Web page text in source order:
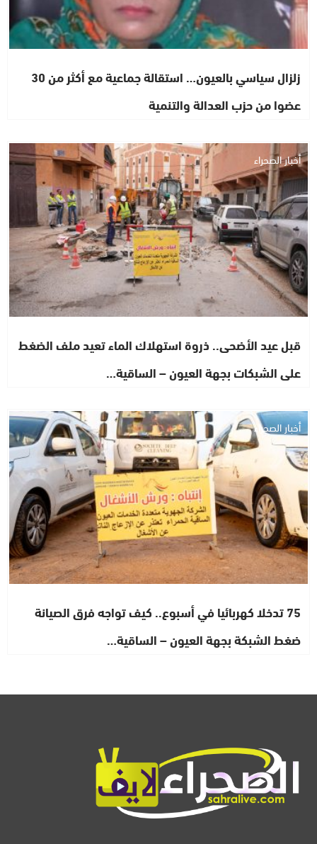
زلزال سياسي بالعيون… استقالة جماعية مع أكثر من 30
عضوا من حزب العدالة والتنمية
أخبار الصحراء
قبل عيد الأضحى.. ذروة استهلاك الماء تعيد ملف الضغط
على الشبكات بجهة العيون – الساقية…
أخبار الصحراء
75 تدخلا كهربائيا في أسبوع.. كيف تواجه فرق الصيانة
ضغط الشبكة بجهة العيون – الساقية…